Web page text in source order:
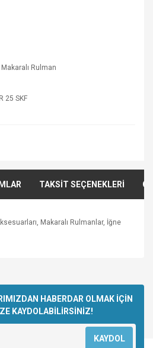
Rulman
25 SKF
TAKSİT SEÇENEKLERİ
Makaralı Rulmanlar, İğne
Yorum Yaz
ederiz.
veya görüntülenemiyor.
bilgiler bulunuyor.
HABERDAR OLMAK İÇİN
KAYDOLABİLİRSİNİZ!
KAYDOL